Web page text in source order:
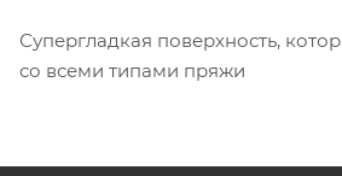
Супергладкая поверхность,
со всеми типами пряжи